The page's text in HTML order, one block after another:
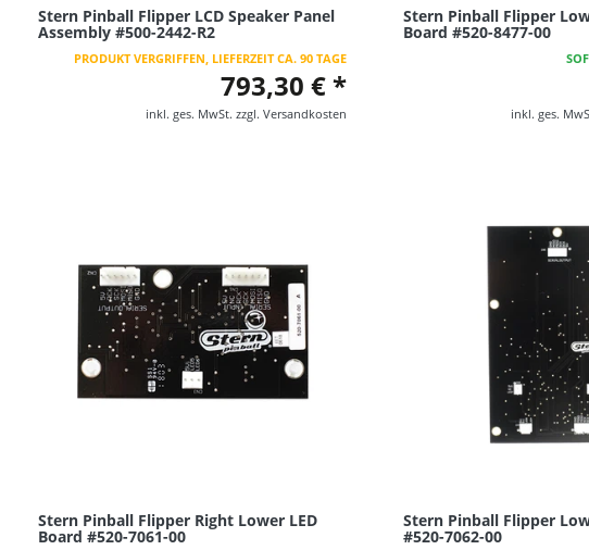
Stern Pinball Flipper LCD Speaker Panel
Assembly #500-2442-R2
PRODUKT VERGRIFFEN, LIEFERZEIT CA. 90 TAGE
793,30 € *
inkl. ges. MwSt. zzgl. Versandkosten
Stern Pinball Flipper
Board #520-8477-00
inkl. ges.
Stern Pinball Flipper Right Lower LED
Board #520-7061-00
Stern Pinball Flipper
#520-7062-00